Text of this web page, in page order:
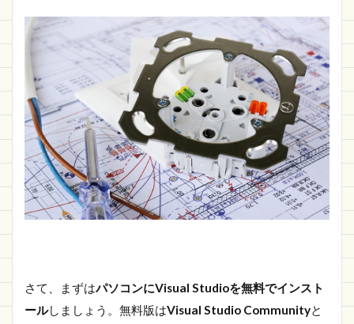
さて、まずはパソコンにVisual Studioを無料でインスト
ールしましょう。無料版はVisual Studio Communityと